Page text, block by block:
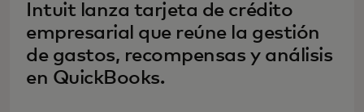
Intuit lanza tarjeta de crédito
empresarial que reúne la gestión
de gastos, recompensas y análisis
en QuickBooks.